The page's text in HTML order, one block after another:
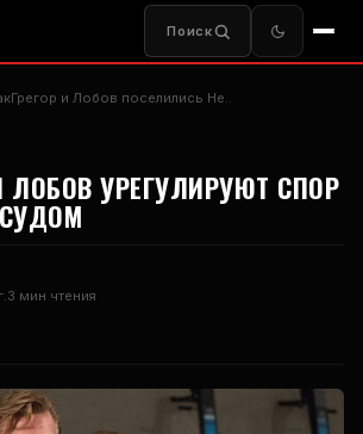
Поиск
и Лобов поселились Не..
ЛОБОВ УРЕГУЛИРУЮТ СПОР
3 мин чтения